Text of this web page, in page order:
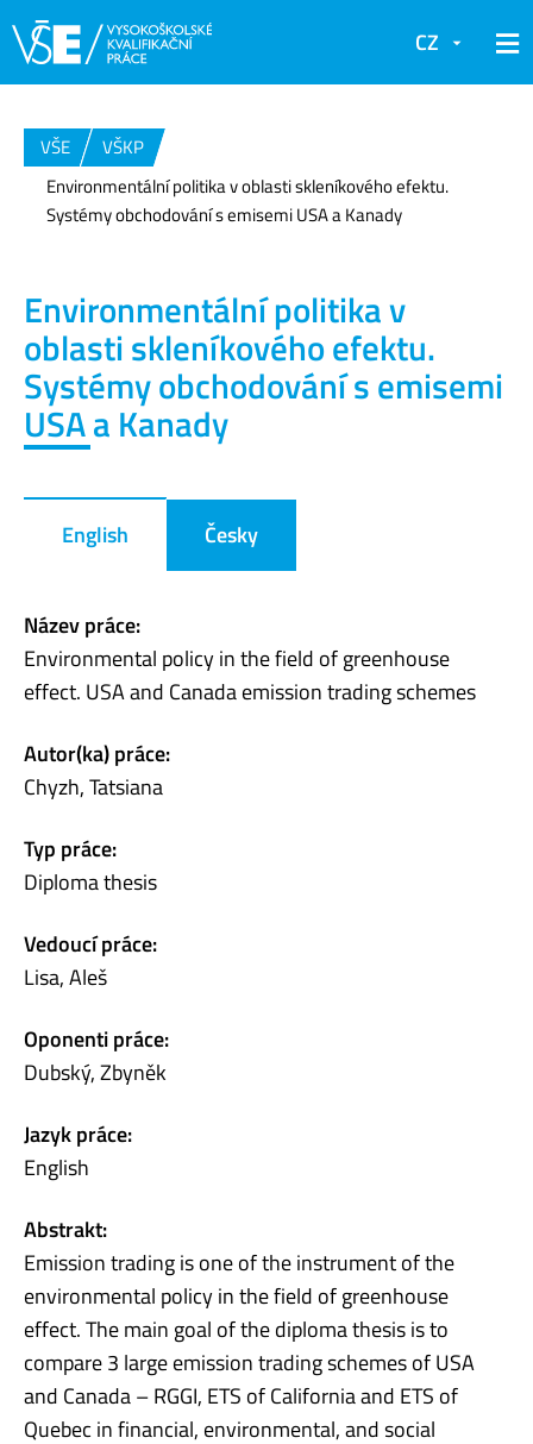
CZ
VŠE
VŠKP
Environmentální politika v oblasti skleníkového efektu.
Systémy obchodování s emisemi USA a Kanady
Environmentální politika v
oblasti skleníkového efektu.
Systémy obchodování s emisemi
USA a Kanady
English Česky
Název práce:
Environmental policy in the field of greenhouse
effect. USA and Canada emission trading schemes
Autor(ka) práce:
Chyzh, Tatsiana
Typ práce:
Diploma thesis
Vedoucí práce:
Lisa, Aleš
Oponenti práce:
Dubský, Zbyněk
Jazyk práce:
English
Abstrakt:
Emission trading is one of the instrument of the
environmental policy in the field of greenhouse
effect. The main goal of the diploma thesis is to
compare 3 large emission trading schemes of USA
and Canada – RGGI, ETS of California and ETS of
Quebec in financial, environmental, and social